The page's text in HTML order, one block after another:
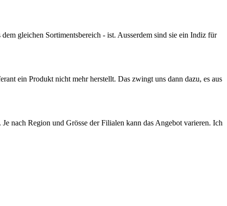
gleichen Sortimentsbereich - ist. Ausserdem sind sie ein Indiz für
ein Produkt nicht mehr herstellt. Das zwingt uns dann dazu, es aus
nach Region und Grösse der Filialen kann das Angebot varieren. Ich